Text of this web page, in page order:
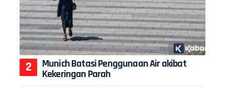
Munich Batasi Penggunaan Air akibat
Kekeringan Parah